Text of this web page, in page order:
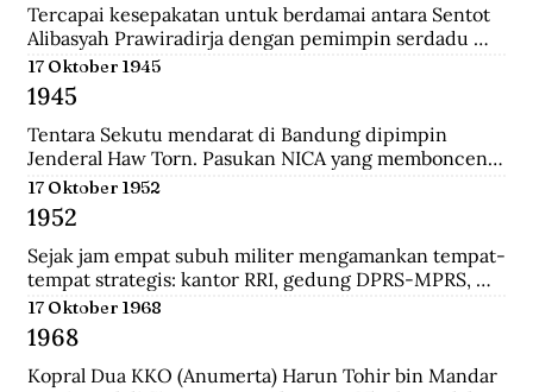
Tercapai kesepakatan untuk berdamai antara Sentot
Alibasyah Prawiradirja dengan pemimpin serdadu
Belanda sehingga Sentot menghentikan peperangan.
Sentot Alibasyah (Pasha 'yang tinggi') menjadi
panglima di pasukan Diponegoro waktu masih
berumur 17 tahun. Ia adalah keturunan bupati
Madiun.
17 Oktober 1945
1945
Tentara Sekutu mendarat di Bandung dipimpin
Jenderal Haw Torn. Pasukan NICA yang membonceng
Sekutu berusaha mengembalikan kekuasaan Belanda
di Indonesia. Secara sepihak Sekutu meminta agar
senjata yang dilucuti pasukan TKR dari tentara
Jepang diserahkan kepada Sekutu.
17 Oktober 1952
1952
Sejak jam empat subuh militer mengamankan tempat-
tempat strategis: kantor RRI, gedung DPRS-MPRS,
dan stasiun-stasiun keretapi. Pukul delapan pagi,
kerumuman massa menjalar; mereka diangkut dari
pabrik-pabrik di luar kota, sisanya dari Jakarta
dikelola jagoan-jagoan Betawi. Tentara mengorganisir
17 Oktober 1968
1968
Kopral Dua KKO (Anumerta) Harun Tohir bin Mandar